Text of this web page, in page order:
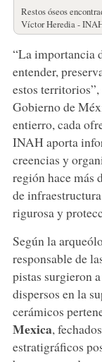
Restos óseos
Víctor Heredia -
“La importancia
entender,
estos
Gobierno de
entierro, cada
INAH aporta
creencias y
región hace más
de
rigurosa y
Según la
responsable de
pistas surgieron
dispersos en la
cerámicos
Mexica,
estratigráficos